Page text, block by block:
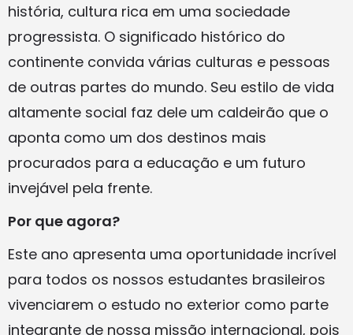
história, cultura rica em uma sociedade
progressista. O significado histórico do
continente convida várias culturas e pessoas
de outras partes do mundo. Seu estilo de vida
altamente social faz dele um caldeirão que o
aponta como um dos destinos mais
procurados para a educação e um futuro
invejável pela frente.
Por que agora?
Este ano apresenta uma oportunidade incrível
para todos os nossos estudantes brasileiros
vivenciarem o estudo no exterior como parte
integrante de nossa missão internacional, pois